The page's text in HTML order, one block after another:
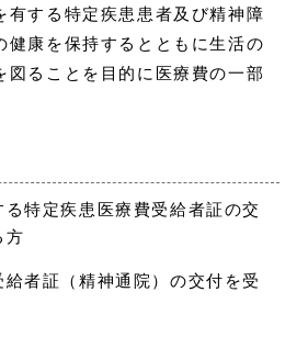
有する特定疾患患者及び精神障
健康を保持するとともに生活の
図ることを目的に医療費の一部
特定疾患医療費受給者証の交
方
者証（精神通院）の交付を受